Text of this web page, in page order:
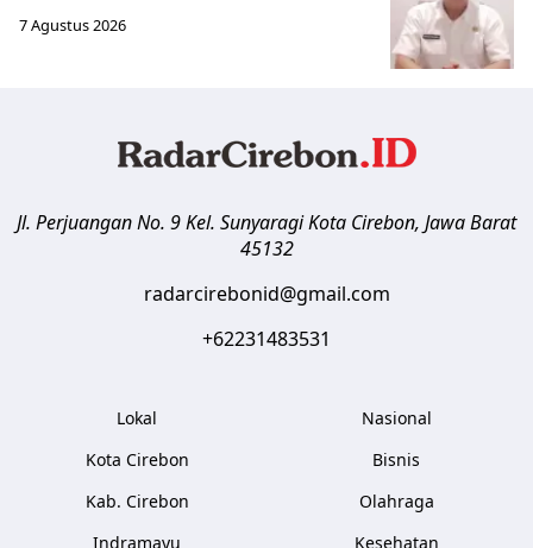
7 Agustus 2026
Jl. Perjuangan No. 9 Kel. SunyaragiKota Cirebon, Jawa Barat
45132
radarcirebonid@gmail.com
+62231483531
Lokal
Kota Cirebon
Kab. Cirebon
Indramayu
Nasional
Bisnis
Olahraga
Kesehatan